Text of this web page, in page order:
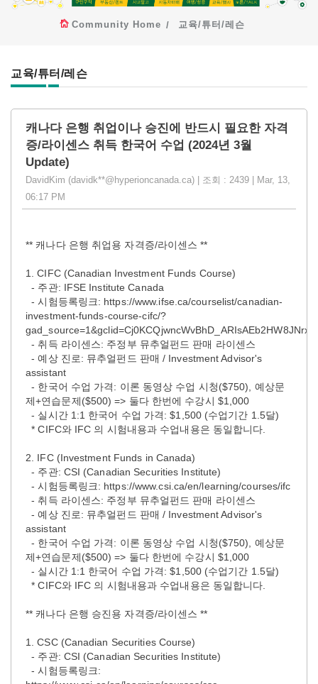
Community Home 교육/튜터/레슨
교육/튜터/레슨
캐나다 은행 취업이나 승진에 반드시 필요한 자격
증/라이센스 취득 한국어 수업 (2024년 3월
Update)
DavidKim (davidk**@hyperioncanada.ca) | 조회 : 2439 | Mar, 13,
06:17 PM
** 캐나다 은행 취업용 자격증/라이센스 **
1. CIFC (Canadian Investment Funds Course)
- 주관: IFSE Institute Canada
- 시험등록링크: https://www.ifse.ca/courselist/canadian-
investment-funds-course-cifc/?
- 취득 라이센스: 주정부 뮤추얼펀드 판매 라이센스
- 예상 진로: 뮤추얼펀드 판매 / Investment Advisor's
assistant
- 한국어 수업 가격: 이론 동영상 수업 시청($750), 예상문
제+연습문제($500) => 둘다 한번에 수강시 $1,000
- 실시간 1:1 한국어 수업 가격: $1,500 (수업기간 1.5달)
* CIFC와 IFC 의 시험내용과 수업내용은 동일합니다.
2. IFC (Investment Funds in Canada)
- 주관: CSI (Canadian Securities Institute)
- 시험등록링크: https://www.csi.ca/en/learning/courses/ifc
- 취득 라이센스: 주정부 뮤추얼펀드 판매 라이센스
- 예상 진로: 뮤추얼펀드 판매 / Investment Advisor's
assistant
- 한국어 수업 가격: 이론 동영상 수업 시청($750), 예상문
제+연습문제($500) => 둘다 한번에 수강시 $1,000
- 실시간 1:1 한국어 수업 가격: $1,500 (수업기간 1.5달)
* CIFC와 IFC 의 시험내용과 수업내용은 동일합니다.
** 캐나다 은행 승진용 자격증/라이센스 **
1. CSC (Canadian Securities Course)
- 주관: CSI (Canadian Securities Institute)
- 시험등록링크: